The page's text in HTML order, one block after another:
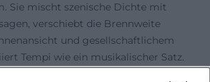
Sie mischt szenische Dichte mit
verschiebt die Brennweite
und gesellschaftlichem
Tempi wie ein musikalischer Satz.